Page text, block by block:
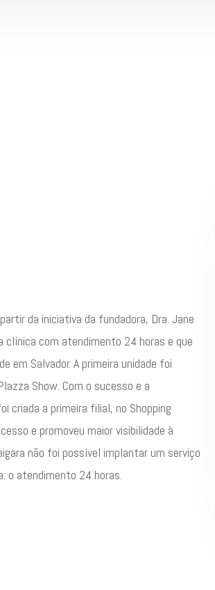
da iniciativa da fundadora, Dra. Jane
clínica com atendimento 24 horas e que
em Salvador. A primeira unidade foi
Show. Com o sucesso e a
criada a primeira filial, no Shopping
e promoveu maior visibilidade à
não foi possível implantar um serviço
o atendimento 24 horas.